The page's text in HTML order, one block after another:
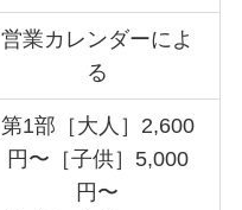
営業カレンダーによ
る
第1部［大人］2,600
円〜［子供］5,000
円〜